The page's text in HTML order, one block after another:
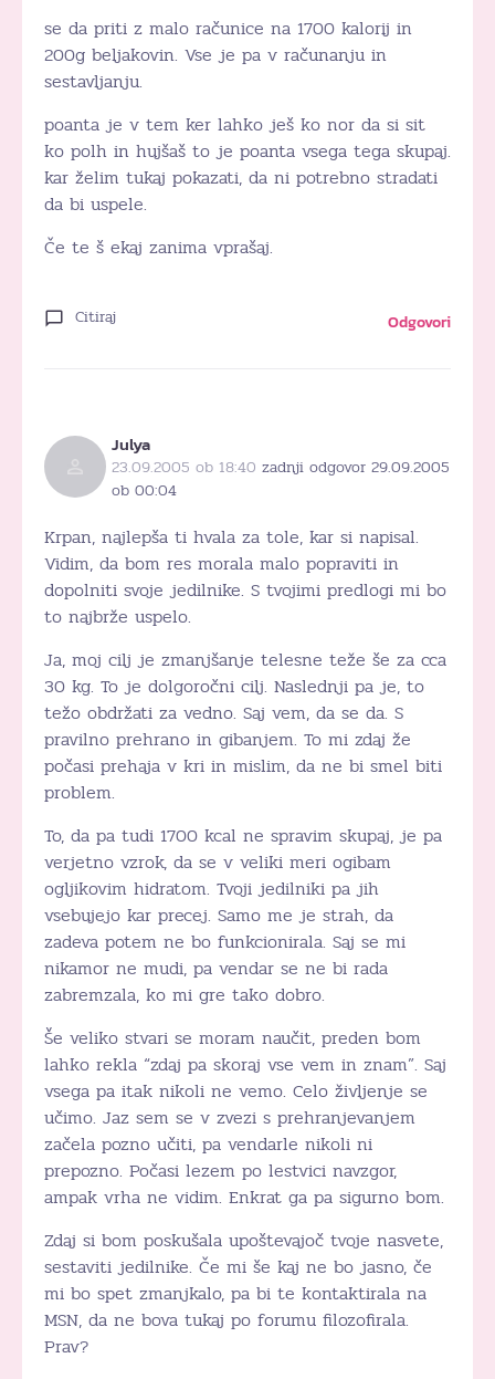
se da priti z malo računice na 1700 kalorij in
200g beljakovin. Vse je pa v računanju in
sestavljanju.
poanta je v tem ker lahko ješ ko nor da si sit
ko polh in hujšaš to je poanta vsega tega skupaj.
kar želim tukaj pokazati, da ni potrebno stradati
da bi uspele.
Če te š ekaj zanima vprašaj.
Citiraj Odgovori
Julya
23.09.2005 ob 18:40 zadnji odgovor 29.09.2005
ob 00:04
Krpan, najlepša ti hvala za tole, kar si napisal.
Vidim, da bom res morala malo popraviti in
dopolniti svoje jedilnike. S tvojimi predlogi mi bo
to najbrže uspelo.
Ja, moj cilj je zmanjšanje telesne teže še za cca
30 kg. To je dolgoročni cilj. Naslednji pa je, to
težo obdržati za vedno. Saj vem, da se da. S
pravilno prehrano in gibanjem. To mi zdaj že
počasi prehaja v kri in mislim, da ne bi smel biti
problem.
To, da pa tudi 1700 kcal ne spravim skupaj, je pa
verjetno vzrok, da se v veliki meri ogibam
ogljikovim hidratom. Tvoji jedilniki pa jih
vsebujejo kar precej. Samo me je strah, da
zadeva potem ne bo funkcionirala. Saj se mi
nikamor ne mudi, pa vendar se ne bi rada
zabremzala, ko mi gre tako dobro.
Še veliko stvari se moram naučit, preden bom
lahko rekla “zdaj pa skoraj vse vem in znam”. Saj
vsega pa itak nikoli ne vemo. Celo življenje se
učimo. Jaz sem se v zvezi s prehranjevanjem
začela pozno učiti, pa vendarle nikoli ni
prepozno. Počasi lezem po lestvici navzgor,
ampak vrha ne vidim. Enkrat ga pa sigurno bom.
Zdaj si bom poskušala upoštevajoč tvoje nasvete,
sestaviti jedilnike. Če mi še kaj ne bo jasno, če
mi bo spet zmanjkalo, pa bi te kontaktirala na
MSN, da ne bova tukaj po forumu filozofirala.
Prav?